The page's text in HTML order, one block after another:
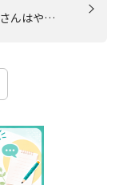
さんはや…